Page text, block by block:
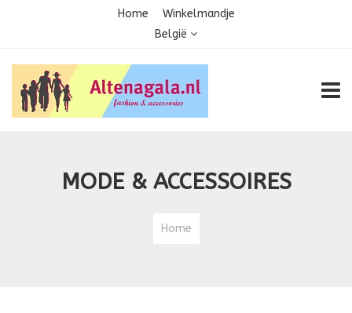
Home
Winkelmandje
België
MODE & ACCESSOIRES
Home